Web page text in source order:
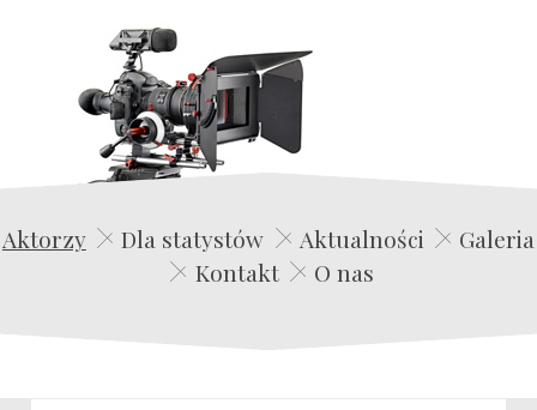
Edwin Film Agencja Aktorska
Aktorzy Dla statystów Aktualności
Galeria
Kontakt
O nas